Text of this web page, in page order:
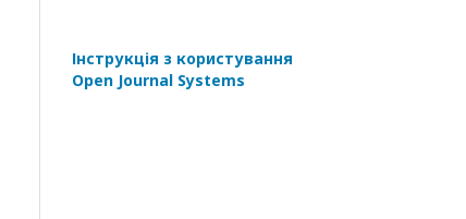
Інструкція з користування
Open Journal Systems